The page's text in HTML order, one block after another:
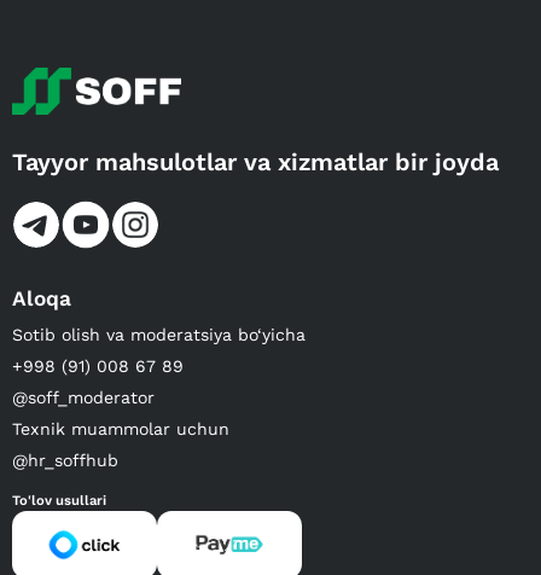
Tayyor mahsulotlar va xizmatlar bir joyda
Aloqa
Sotib olish va moderatsiya bo‘yicha
+998 (91) 008 67 89
@soff_moderator
Texnik muammolar uchun
@hr_soffhub
To'lov usullari